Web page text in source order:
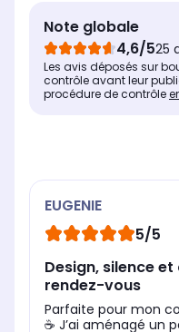
Dimensions l x h x p
22 x 25.6 x 35.6 cm
Note globale
4,6/525
Les avis déposés sur
contrôle avant leur
procédure de contrôle
EUGENIE
5/5
Design, silence
rendez-vous
Parfaite pour mon
☕️ J’ai aménagé un